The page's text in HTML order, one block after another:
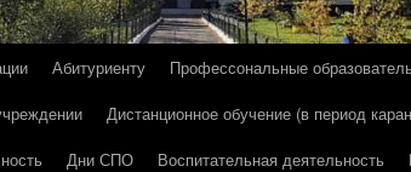
Абитуриенту Профессональные
Дистанционное обучение (в период
Дни СПО Воспитательная деятельность